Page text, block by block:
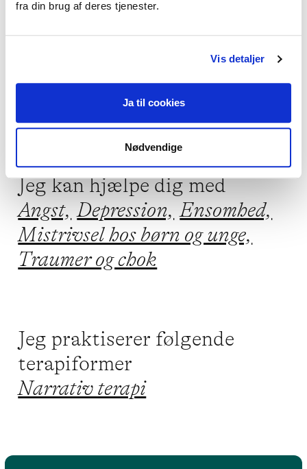
fra din brug af deres tjenester.
Vis detaljer
Ja til cookies
Nødvendige
tilbage til dig hurtigst muligt.
Med venlig hilsen
Frank Skou Laursen
Jeg kan hjælpe dig med
Angst, Depression, Ensomhed,
Mistrivsel hos børn og unge,
Traumer og chok
Jeg praktiserer følgende
terapiformer
Narrativ terapi